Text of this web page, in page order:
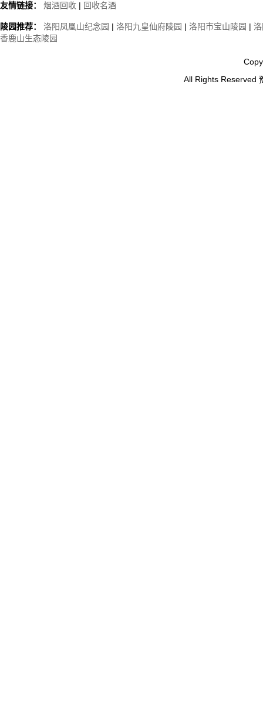
友情链接： 烟酒回收 | 回收名酒
陵园推荐： 洛阳凤凰山纪念园 | 洛阳九皇仙府陵园 | 洛阳市宝山陵园 |
香鹿山生态陵园
All Rights Reserved